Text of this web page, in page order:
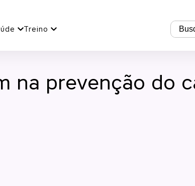
Treino
na prevenção do